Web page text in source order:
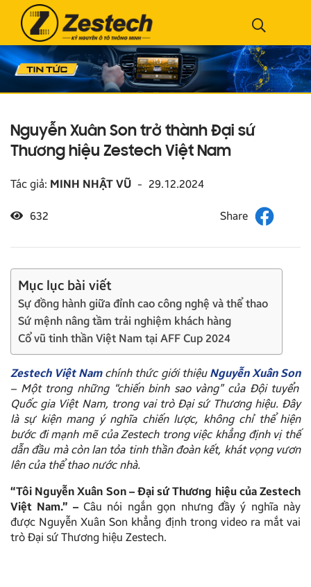
Nguyễn Xuân Son trở thành Đại sứ
Thương hiệu Zestech Việt Nam
Tác giả: MINH NHẬT VŨ - 29.12.2024
632
Mục lục bài viết
Sự đồng hành giữa đỉnh cao công nghệ và thể thao
Sứ mệnh nâng tầm trải nghiệm khách hàng
Cổ vũ tinh thần Việt Nam tại AFF Cup 2024
Zestech Việt Namchính thức giới thiệu Nguyễn Xuân Son
– Một trong những “chiến binh sao vàng” của Đội tuyển
Quốc gia Việt Nam, trong vai trò Đại sứ Thương hiệu. Đây
là sự kiện mang ý nghĩa chiến lược, không chỉ thể hiện
bước đi mạnh mẽ của Zestech trong việc khẳng định vị thế
dẫn đầu mà còn lan tỏa tinh thần đoàn kết, khát vọng vươn
lên của thể thao nước nhà.
“Tôi Nguyễn Xuân Son – Đại sứ Thương hiệu của Zestech
Việt Nam.” –Câu nói ngắn gọn nhưng đầy ý nghĩa này
được Nguyễn Xuân Son khẳng định trong video ra mắt vai
trò Đại sứ Thương hiệu Zestech.